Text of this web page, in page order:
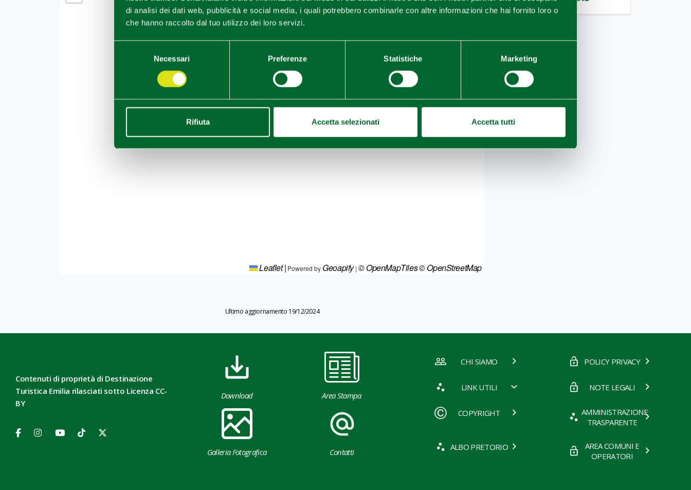
di analisi dei dati web, pubblicità e social media, i quali potrebbero combinarle con altre informazioni che hai fornito loro o
che hanno raccolto dal tuo utilizzo dei loro servizi.
Necessari Preferenze Statistiche Marketing
Rifiuta Accetta selezionati Accetta tutti
Leaflet| Powered by Geoapify| © OpenMapTiles© OpenStreetMap
Ultimo aggiornamento 19/12/2024
Contenuti di proprietà di Destinazione
Turistica Emilia rilasciati sotto Licenza CC-
BY
Download Area Stampa
Galleria Fotografica Contatti
CHI SIAMO POLICY PRIVACY
LINK UTILI NOTE LEGALI
COPYRIGHT
AMMINISTRAZIONE
TRASPARENTE
ALBO PRETORIO
AREA COMUNI E
OPERATORI